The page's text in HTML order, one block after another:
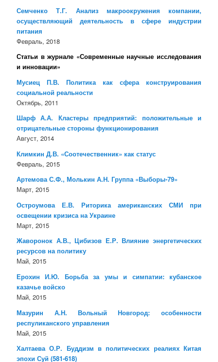
Семченко Т.Г. Анализ макроокружения компании,
осуществляющий деятельность в сфере индустрии
питания
Февраль, 2018
Статьи в журнале «Современные научные исследования
и инновации»
Мусиец П.В. Политика как сфера конструирования
социальной реальности
Октябрь, 2011
Шарф А.А. Кластеры предприятий: положительные и
отрицательные стороны функционирования
Август, 2014
Климкин Д.В. «Соотечественник» как статус
Февраль, 2015
Артемова С.Ф., Молькин А.Н. Группа «Выборы-79»
Март, 2015
Остроумова Е.В. Риторика американских СМИ при
освещении кризиса на Украине
Март, 2015
Жаворонок А.В., Цибизов Е.Р. Влияние энергетических
ресурсов на политику
Май, 2015
Ерохин И.Ю. Борьба за умы и симпатии: кубанское
казачье войско
Май, 2015
Мазурин А.Н. Вольный Новгород: особенности
респуликанского управления
Май, 2015
Халтаева О.Р. Буддизм в политических реалиях Китая
эпохи Суй (581-618)